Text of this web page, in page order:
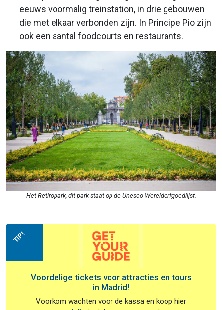
eeuws voormalig treinstation, in drie gebouwen
die met elkaar verbonden zijn. In Principe Pio zijn
ook een aantal foodcourts en restaurants.
Het Retiropark, dit park staat op de Unesco-Werelderfgoedlijst.
Voordelige tickets voor attracties en tours
in Madrid!
Voorkom wachten voor de kassa en koop hier
TIP!